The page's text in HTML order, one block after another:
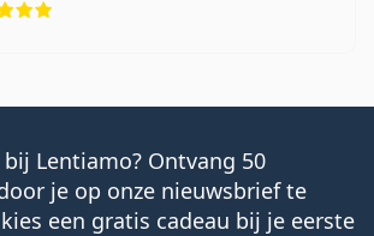
Lentiamo? Ontvang 50
je op onze nieuwsbrief te
een gratis cadeau bij je eerste